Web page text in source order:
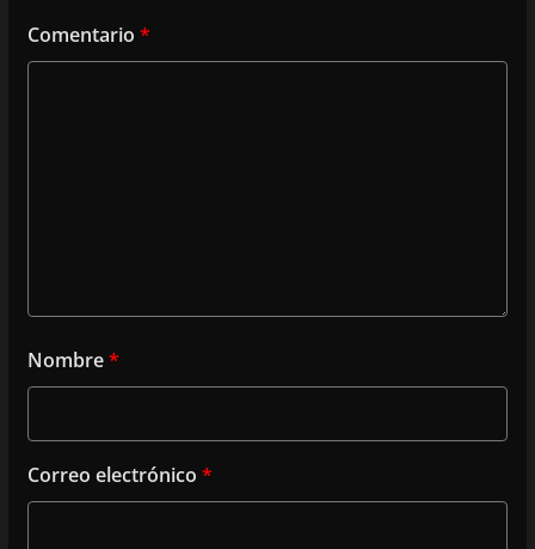
Comentario *
Nombre*
Correo electrónico *